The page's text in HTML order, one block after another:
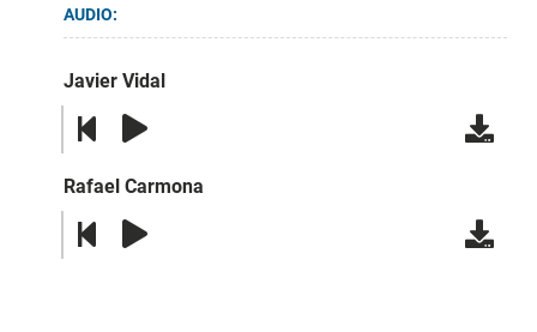
AUDIO:
Javier Vidal
Rafael Carmona